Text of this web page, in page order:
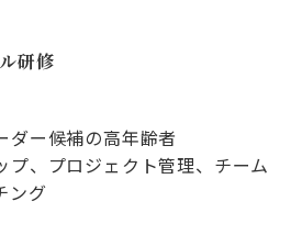
研修
ダー候補の高年齢者
プ、プロジェクト管理、チーム
ング